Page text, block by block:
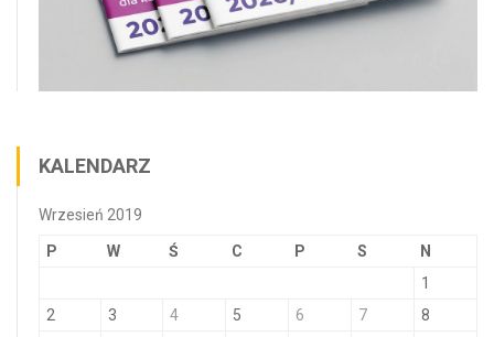
KALENDARZ
Wrzesień 2019
P W Ś C P S N
1
2
3 4 5 6 7
8